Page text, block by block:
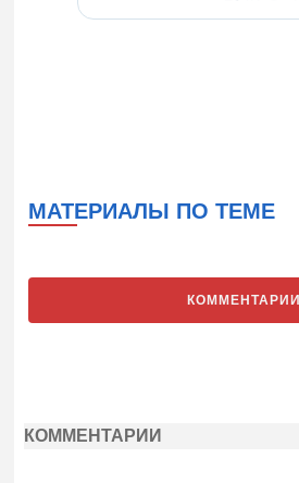
МАТЕРИАЛЫ ПО ТЕМЕ
КОММЕНТАРИИ
КОММЕНТАРИИ